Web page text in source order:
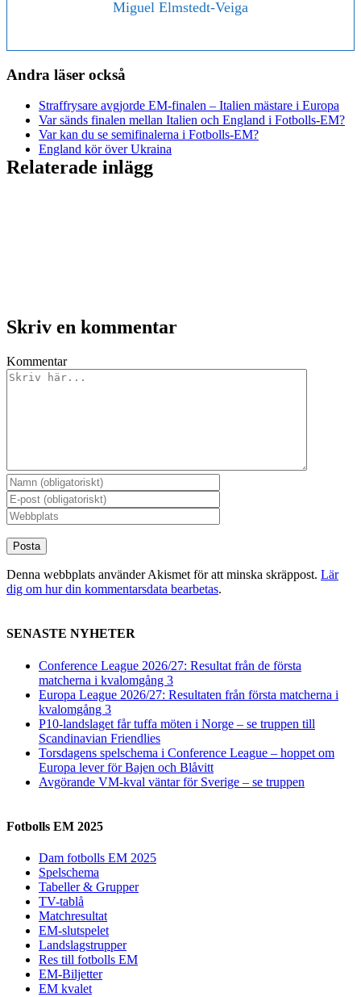
Miguel Elmstedt-Veiga
Andra läser också
Straffrysare avgjorde EM-finalen – Italien mästare i Europa
Var sänds finalen mellan Italien och England i Fotbolls-EM?
Var kan du se semifinalerna i Fotbolls-EM?
England kör över Ukraina
Relaterade inlägg
Skriv en kommentar
Kommentar
Denna webbplats använder Akismet för att minska skräppost. Lär
dig om hur din kommentarsdata bearbetas.
SENASTE NYHETER
Conference League 2026/27: Resultat från de första
matcherna i kvalomgång 3
Europa League 2026/27: Resultaten från första matcherna i
kvalomgång 3
P10-landslaget får tuffa möten i Norge – se truppen till
Scandinavian Friendlies
Torsdagens spelschema i Conference League – hoppet om
Europa lever för Bajen och Blåvitt
Avgörande VM-kval väntar för Sverige – se truppen
Fotbolls EM 2025
Dam fotbolls EM 2025
Spelschema
Tabeller & Grupper
TV-tablå
Matchresultat
EM-slutspelet
Landslagstrupper
Res till fotbolls EM
EM-Biljetter
EM kvalet